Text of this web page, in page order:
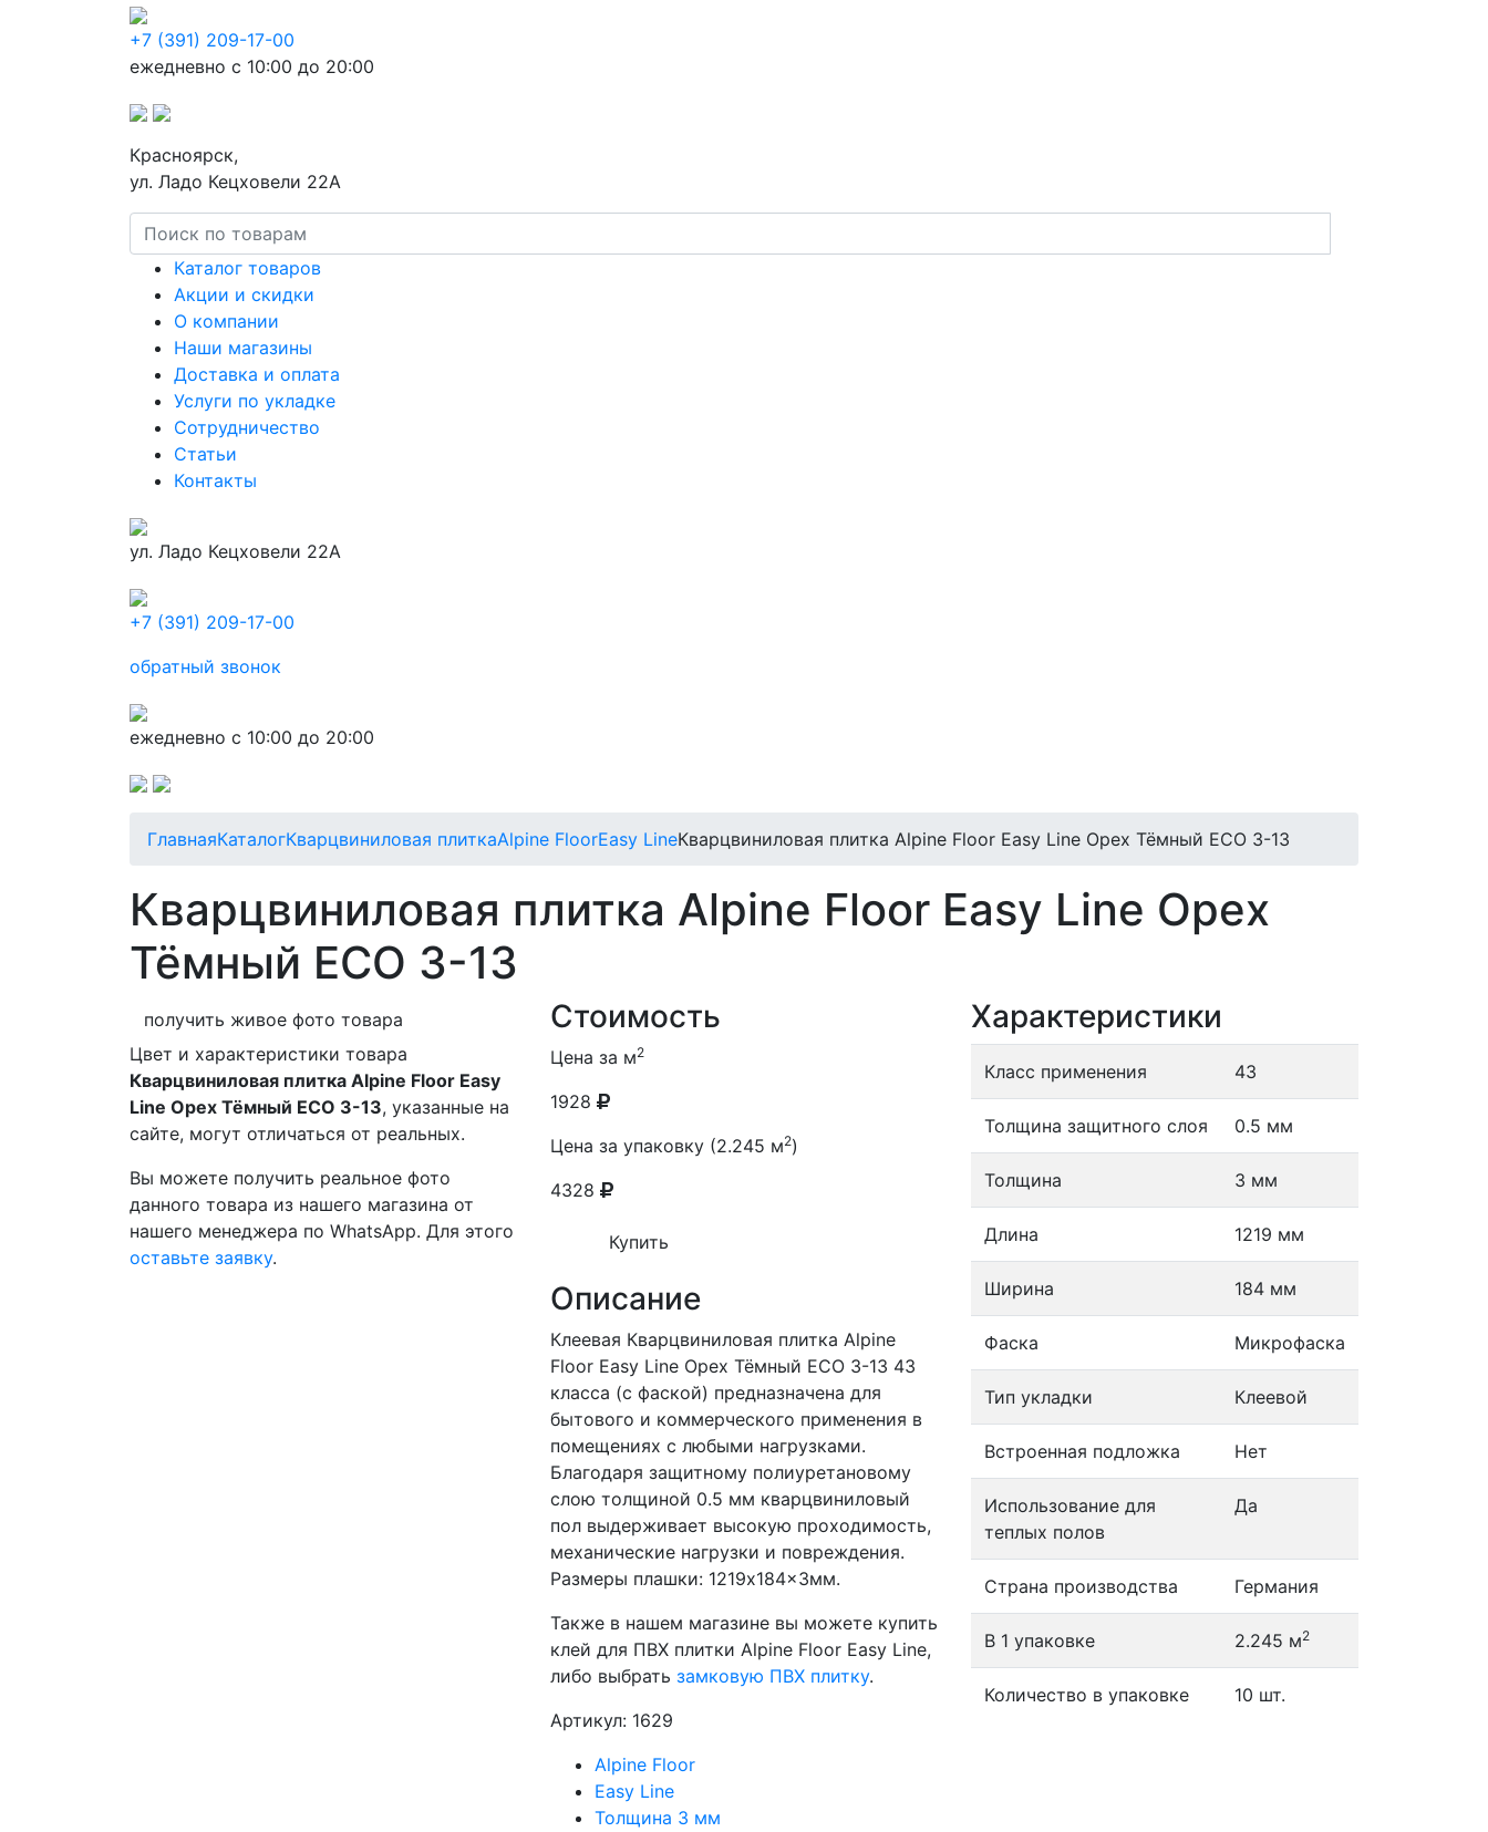
+7 (391) 209-17-00
ежедневно с 10:00 до 20:00
Красноярск,
ул. Ладо Кецховели 22А
Каталог товаров
Акции и скидки
О компании
Наши магазины
Доставка и оплата
Услуги по укладке
Сотрудничество
Статьи
Контакты
ул. Ладо Кецховели 22А
+7 (391) 209-17-00
обратный звонок
ежедневно с 10:00 до 20:00
ГлавнаяКаталогКварцвиниловая плиткаAlpine FloorEasy LineКварцвиниловая плитка Alpine Floor Easy Line Орех Тёмный ECO 3-13
Кварцвиниловая плитка Alpine Floor Easy Line Орех
Тёмный ECO 3-13
получить живое фото товара
Цвет и характеристики товара
Кварцвиниловая плитка Alpine Floor Easy
Line Орех Тёмный ECO 3-13, указанные на
сайте, могут отличаться от реальных.
Вы можете получить реальное фото
данного товара из нашего магазина от
нашего менеджера по WhatsApp. Для этого
оставьте заявку.
Стоимость
Цена за м2
1928
Цена за упаковку (2.245 м2)
4328
Купить
Описание
Клеевая Кварцвиниловая плитка Alpine
Floor Easy Line Орех Тёмный ECO 3-13 43
класса (с фаской) предназначена для
бытового и коммерческого применения в
помещениях с любыми нагрузками.
Благодаря защитному полиуретановому
слою толщиной 0.5 мм кварцвиниловый
пол выдерживает высокую проходимость,
механические нагрузки и повреждения.
Размеры плашки: 1219x184x3мм.
Также в нашем магазине вы можете купить
клей для ПВХ плитки Alpine Floor Easy Line,
либо выбрать замковую ПВХ плитку.
Артикул: 1629
Alpine Floor
Easy Line
Толщина 3 мм
Характеристики
Класс применения 43
Толщина защитного слоя 0.5 мм
Толщина 3 мм
Длина 1219 мм
Ширина 184 мм
Фаска Микрофаска
Тип укладки Клеевой
Встроенная подложка Нет
Использование для
теплых полов
Да
Страна производства Германия
В 1 упаковке 2.245 м2
Количество в упаковке 10 шт.